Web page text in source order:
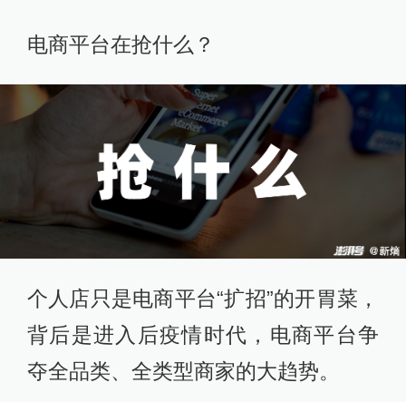
电商平台在抢什么？
个人店只是电商平台“扩招”的开胃菜，
背后是进入后疫情时代，电商平台争
夺全品类、全类型商家的大趋势。